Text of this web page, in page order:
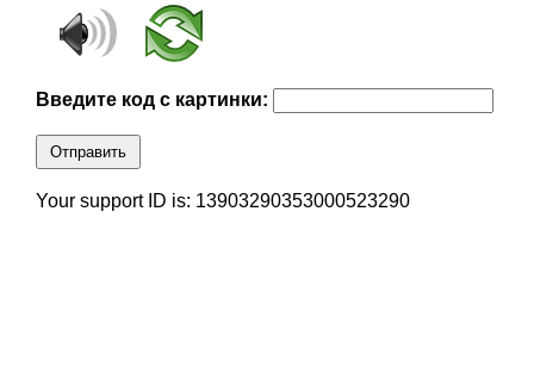
Введите код с картинки:
Отправить
Your support ID is: 13903290353000523290